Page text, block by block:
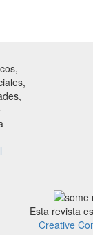
Esta revista
Creative